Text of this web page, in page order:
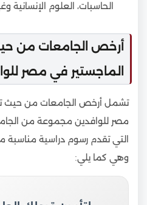
الحاسبات، العلوم الإنسانية
أرخص الجامعات من
الماجستير في مصر
تشمل أرخص الجامعات من حيث
مصر للوافدين مجموعة من
التي تقدم رسوم دراسية مناسبة
وهي كما يلي: